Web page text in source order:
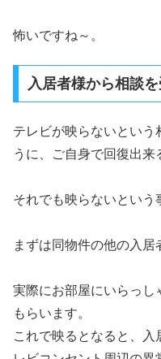
怖いですね～。
入居者様から相談
テレビが映らないという
うに、ご自身で回復出来
それでも映らないという
まずは同物件の他の入居
実際にお部屋にいらっし
もらいます。
これで映るとなると、